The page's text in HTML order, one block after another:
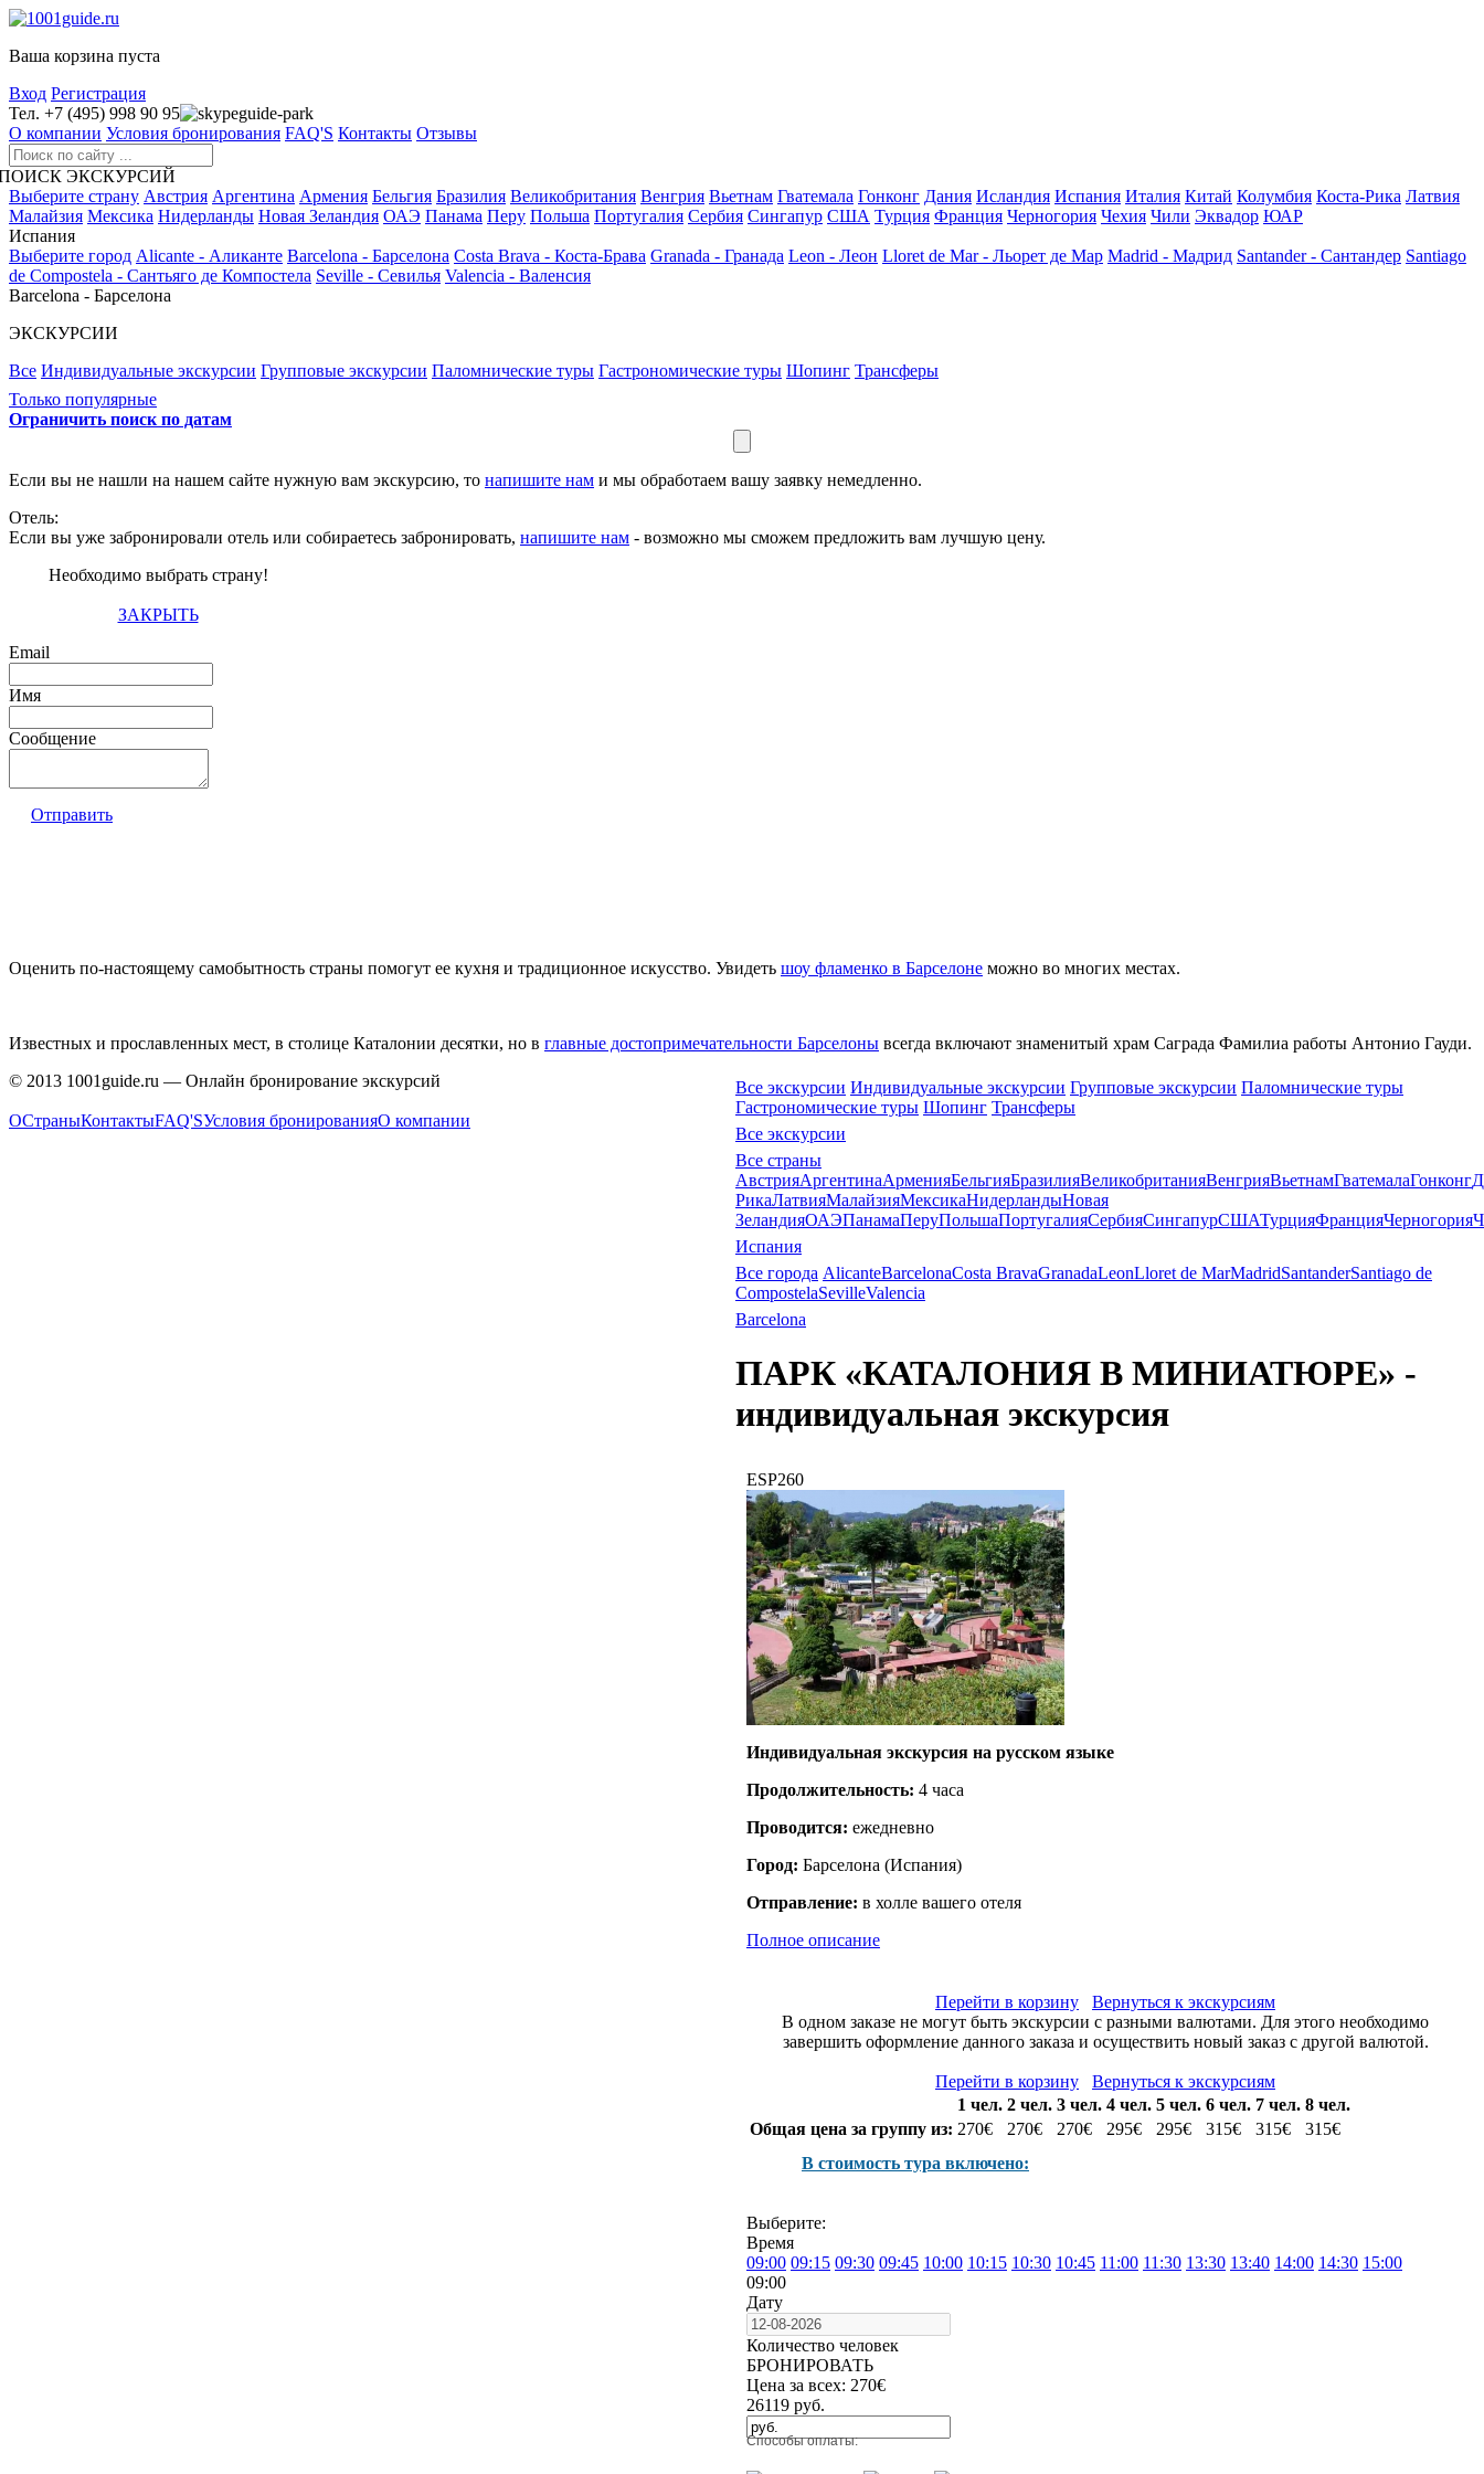
Ваша корзина пуста
Вход Регистрация
Тел. +7 (495) 998 90 95
guide-park
О компании Условия бронирования FAQ'S Контакты Отзывы
ЭКСКУРСИЙ
Выберите страну Австрия Аргентина Армения Бельгия Бразилия Великобритания Венгрия Вьетнам Гватемала Гонконг Дания Исландия Испания Италия Китай Колумбия Коста-Рика Латвия
Малайзия Мексика Нидерланды Новая Зеландия ОАЭ Панама Перу Польша Португалия Сербия Сингапур США Турция Франция Черногория Чехия Чили Эквадор ЮАР
Испания
Выберите город Alicante - Аликанте Barcelona - Барселона Costa Brava - Коста-Брава Granada - Гранада Leon - Леон Lloret de Mar - Льорет де Мар Madrid - Мадрид Santander - Сантандер Santiago
de Compostela - Сантьяго де Компостела Seville - Севилья Valencia - Валенсия
Barcelona - Барселона
ЭКСКУРСИИ
Все Индивидуальные экскурсии Групповые экскурсии Паломнические туры Гастрономические туры Шопинг Трансферы
Только популярные
Ограничить поиск по датам
Если вы не нашли на нашем сайте нужную вам экскурсию, то напишите нам и мы обработаем вашу заявку немедленно.
Отель:
Если вы уже забронировали отель или собираетесь забронировать, напишите нам - возможно мы сможем предложить вам лучшую цену.
Необходимо выбрать страну!
ЗАКРЫТЬ
Email
Имя
Сообщение
Отправить
Оценить по-настоящему самобытность страны помогут ее кухня и традиционное искусство. Увидеть шоу фламенко в Барселоне можно во многих местах.
Известных и прославленных мест, в столице Каталонии десятки, но в главные достопримечательности Барселоны всегда включают знаменитый храм Саграда Фамилиа работы Антонио Гауди.
Все экскурсии Индивидуальные экскурсии Групповые экскурсии Паломнические туры
Гастрономические туры Шопинг Трансферы
Все экскурсии
Все страны
АвстрияАргентинаАрменияБельгияБразилияВеликобританияВенгрияВьетнамГватемалаГонконг
РикаЛатвияМалайзияМексикаНидерландыНовая
ЗеландияОАЭПанамаПеруПольшаПортугалияСербияСингапурСШАТурцияФранцияЧерногория
Испания
Все города AlicanteBarcelonaCosta BravaGranadaLeonLloret de MarMadridSantanderSantiago de
CompostelaSevilleValencia
Barcelona
ПАРК «КАТАЛОНИЯ В МИНИАТЮРЕ» -
индивидуальная экскурсия
ESP260
Индивидуальная экскурсия на русском языке
Продолжительность: 4 часа
Проводится: ежедневно
Город: Барселона (Испания)
Отправление: в холле вашего отеля
Полное описание
Перейти в корзину
Вернуться к экскурсиям
В одном заказе не могут быть экскурсии с разными валютами. Для этого необходимо
завершить оформление данного заказа и осуществить новый заказ с другой валютой.
Перейти в корзину
Вернуться к экскурсиям
1 чел. 2 чел. 3 чел. 4 чел. 5 чел. 6 чел. 7 чел. 8 чел.
Общая цена за группу из: 270€ 270€ 270€ 295€ 295€ 315€ 315€
315€
В стоимость тура включено:
Выберите:
Время
09:00 09:15 09:30 09:45 10:00 10:15 10:30 10:45 11:00 11:30 13:30 13:40 14:00 14:30 15:00
09:00
Дату
Количество человек
БРОНИРОВАТЬ
Цена за всех: 270€
26119 руб.
Способы оплаты:
© 2013 1001guide.ru — Онлайн бронирование экскурсий
ОСтраныКонтактыFAQ'SУсловия бронированияО компании